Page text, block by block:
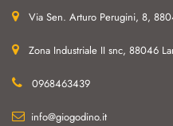
Via Sen. Arturo Perugini, 8,
Zona Industriale II snc, 88046
0968463439
info@giogodino.it